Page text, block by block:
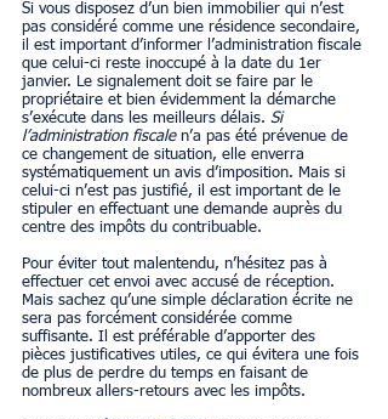
Si vous disposez d’un bien immobilier qui n’est
pas considéré comme une résidence secondaire,
il est important d’informer l’administration fiscale
que celui-ci reste inoccupé à la date du 1er
janvier. Le signalement doit se faire par le
propriétaire et bien évidemment la démarche
s’exécute dans les meilleurs délais. Si
l’administration fiscale n’a pas été prévenue de
ce changement de situation, elle enverra
systématiquement un avis d’imposition. Mais si
celui-ci n’est pas justifié, il est important de le
stipuler en effectuant une demande auprès du
centre des impôts du contribuable.
Pour éviter tout malentendu, n’hésitez pas à
effectuer cet envoi avec accusé de réception.
Mais sachez qu’une simple déclaration écrite ne
sera pas forcément considérée comme
suffisante. Il est préférable d’apporter des
pièces justificatives utiles, ce qui évitera une fois
de plus de perdre du temps en faisant de
nombreux allers-retours avec les impôts.